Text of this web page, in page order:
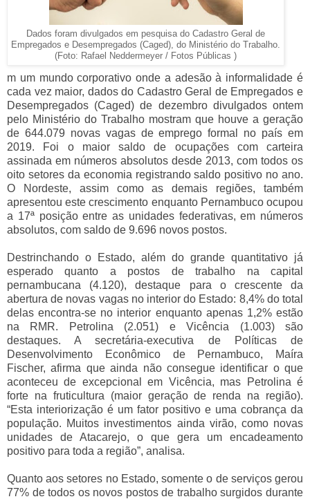
Dados foram divulgados em pesquisa do Cadastro Geral de
Empregados e Desempregados (Caged), do Ministério do Trabalho.
(Foto: Rafael Neddermeyer / Fotos Públicas )
m um mundo corporativo onde a adesão à informalidade é
cada vez maior, dados do Cadastro Geral de Empregados e
Desempregados (Caged) de dezembro divulgados ontem
pelo Ministério do Trabalho mostram que houve a geração
de 644.079 novas vagas de emprego formal no país em
2019. Foi o maior saldo de ocupações com carteira
assinada em números absolutos desde 2013, com todos os
oito setores da economia registrando saldo positivo no ano.
O Nordeste, assim como as demais regiões, também
apresentou este crescimento enquanto Pernambuco ocupou
a 17ª posição entre as unidades federativas, em números
absolutos, com saldo de 9.696 novos postos.
Destrinchando o Estado, além do grande quantitativo já
esperado quanto a postos de trabalho na capital
pernambucana (4.120), destaque para o crescente da
abertura de novas vagas no interior do Estado: 8,4% do total
delas encontra-se no interior enquanto apenas 1,2% estão
na RMR. Petrolina (2.051) e Vicência (1.003) são
destaques. A secretária-executiva de Políticas de
Desenvolvimento Econômico de Pernambuco, Maíra
Fischer, afirma que ainda não consegue identificar o que
aconteceu de excepcional em Vicência, mas Petrolina é
forte na fruticultura (maior geração de renda na região).
“Esta interiorização é um fator positivo e uma cobrança da
população. Muitos investimentos ainda virão, como novas
unidades de Atacarejo, o que gera um encadeamento
positivo para toda a região”, analisa.
Quanto aos setores no Estado, somente o de serviços gerou
77% de todos os novos postos de trabalho surgidos durante